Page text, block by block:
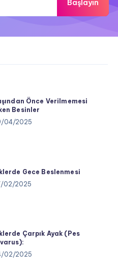
Başlayın
Önce Verilmemesi
Besinler
04/2025
Gece Beslenmesi
02/2025
Çarpık Ayak (Pes
02/2025